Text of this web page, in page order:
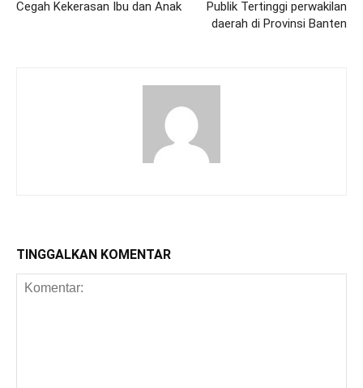
Cegah Kekerasan Ibu dan Anak
Publik Tertinggi perwakilan
daerah di Provinsi Banten
TINGGALKAN KOMENTAR